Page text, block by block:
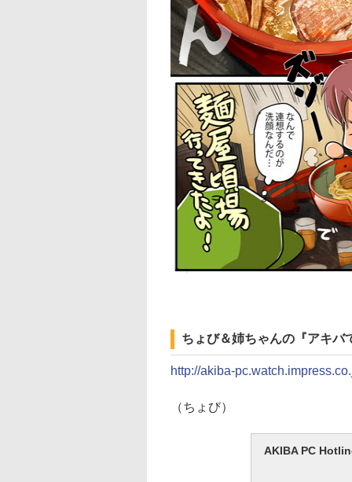
ちょび＆姉ちゃんの『アキバ
http://akiba-
（ちょび）
AKIBA PC